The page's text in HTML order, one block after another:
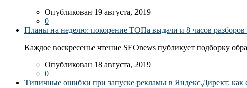
Опубликован 19 августа, 2019
0
Планы на неделю: покорение ТОПа выдачи и 8 часов разборов
Каждое воскресенье чтение SEOnews публикует подборку
Опубликован 18 августа, 2019
0
Типичные ошибки при запуске рекламы в Яндекс.Директ: как